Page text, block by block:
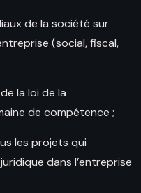
de la société sur
(social, fiscal,
la loi de la
de compétence ;
les projets qui
dans l’entreprise